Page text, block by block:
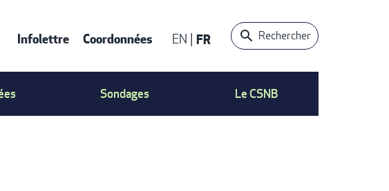
CONTACT
Infolettre Coordonnées EN FR Rechercher
Sondages Le CSNB